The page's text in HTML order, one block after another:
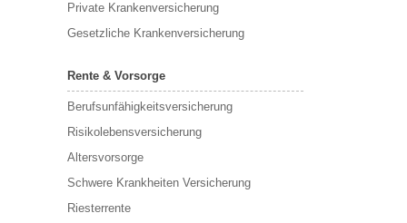
Private Krankenversicherung
Gesetzliche Krankenversicherung
Rente & Vorsorge
Berufs­unfähigkeitsversicherung
Risikolebensversicherung
Altersvorsorge
Schwere Krankheiten Versicherung
Riesterrente